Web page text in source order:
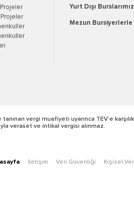
Yurt Dışı Burslarımız
Mezun
vergi muafiyeti uyarınca TEV’e
veraset ve intikal vergisi alınmaz.
İletişim Veri Güvenliği Kişisel